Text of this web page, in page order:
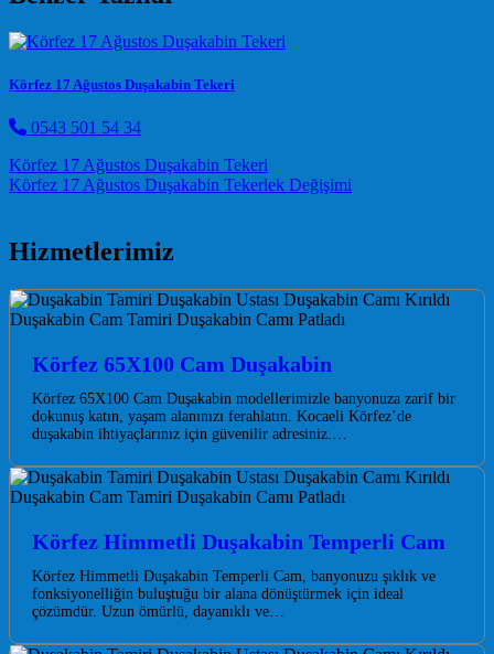
Körfez 17 Ağustos Duşakabin Tekeri
0543 501 54 34
Post navigation
Körfez 17 Ağustos Duşakabin Tekeri
Körfez 17 Ağustos Duşakabin Tekerlek Değişimi
Hizmetlerimiz
Körfez 65X100 Cam Duşakabin
Körfez 65X100 Cam Duşakabin modellerimizle banyonuza zarif bir
dokunuş katın, yaşam alanınızı ferahlatın. Kocaeli Körfez’de
duşakabin ihtiyaçlarınız için güvenilir adresiniz.…
Körfez Himmetli Duşakabin Temperli Cam
Körfez Himmetli Duşakabin Temperli Cam, banyonuzu şıklık ve
fonksiyonelliğin buluştuğu bir alana dönüştürmek için ideal
çözümdür. Uzun ömürlü, dayanıklı ve…